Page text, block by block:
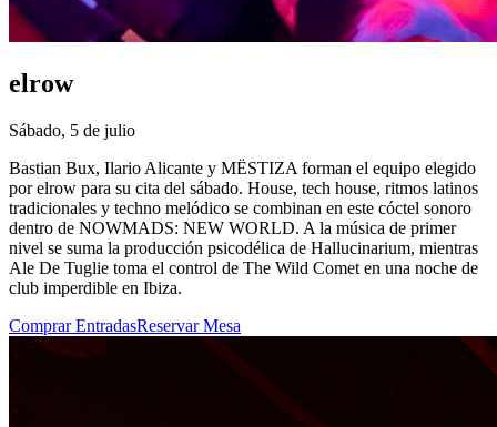
elrow
Sábado, 5 de julio
Bastian Bux, Ilario Alicante y MËSTIZA forman el equipo elegido
por elrow para su cita del sábado. House, tech house, ritmos latinos
tradicionales y techno melódico se combinan en este cóctel sonoro
dentro de NOWMADS: NEW WORLD. A la música de primer
nivel se suma la producción psicodélica de Hallucinarium, mientras
Ale De Tuglie toma el control de The Wild Comet en una noche de
club imperdible en Ibiza.
Comprar EntradasReservar Mesa